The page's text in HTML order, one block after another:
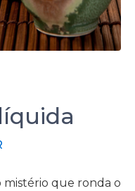
que ronda o